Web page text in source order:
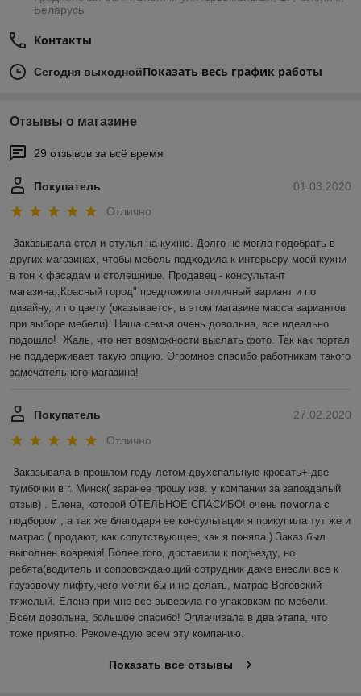
Беларусь
Контакты
Сегодня выходнойПоказать весь график работы
Отзывы о магазине
29 отзывов за всё время
01.03.2020
Покупатель
Отлично
Заказывала стол и стулья на кухню. Долго не могла подобрать в
других магазинах, чтобы мебель подходила к интерьеру моей кухни
в тон к фасадам и столешнице. Продавец - консультант
магазина,,Красный город" предложила отличный вариант и по
дизайну, и по цвету (оказывается, в этом магазине масса вариантов
при выборе мебели). Наша семья очень довольна, все идеально
подошло!  Жаль, что нет возможности выслать фото. Так как портал
не поддерживает такую опцию. Огромное спасибо работникам такого
замечательного магазина!
27.02.2020
Покупатель
Отлично
Заказывала в прошлом году летом двухспальную кровать+ две
тумбочки в г. Минск( заранее прошу изв. у компании за запоздалый
отзыв) . Елена, которой ОТЕЛЬНОЕ СПАСИБО! очень помогла с
подбором , а так же благодаря ее консультации я прикупила тут же и
матрас ( продают, как сопутствующее, как я поняла.) Заказ был
выполнен вовремя! Более того, доставили к подъезду, но
ребята(водитель и сопровождающий сотрудник даже внесли все к
грузовому лифту,чего могли бы и не делать, матрас Веговский-
тяжелый. Елена при мне все выверила по упаковкам по мебели.
Всем довольна, большое спасибо! Оплачивала в два этапа, что
тоже приятно. Рекомендую всем эту компанию.
Показать все отзывы